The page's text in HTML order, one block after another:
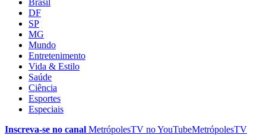
DF
SP
MG
Mundo
Entretenimento
Vida & Estilo
Saúde
Ciência
Esportes
Especiais
Inscreva-se no canal MetrópolesTV noYouTubeMetrópolesTV